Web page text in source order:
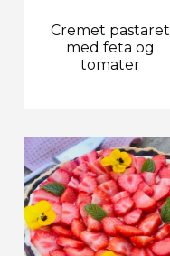
Cremet pastaret
med feta og
tomater